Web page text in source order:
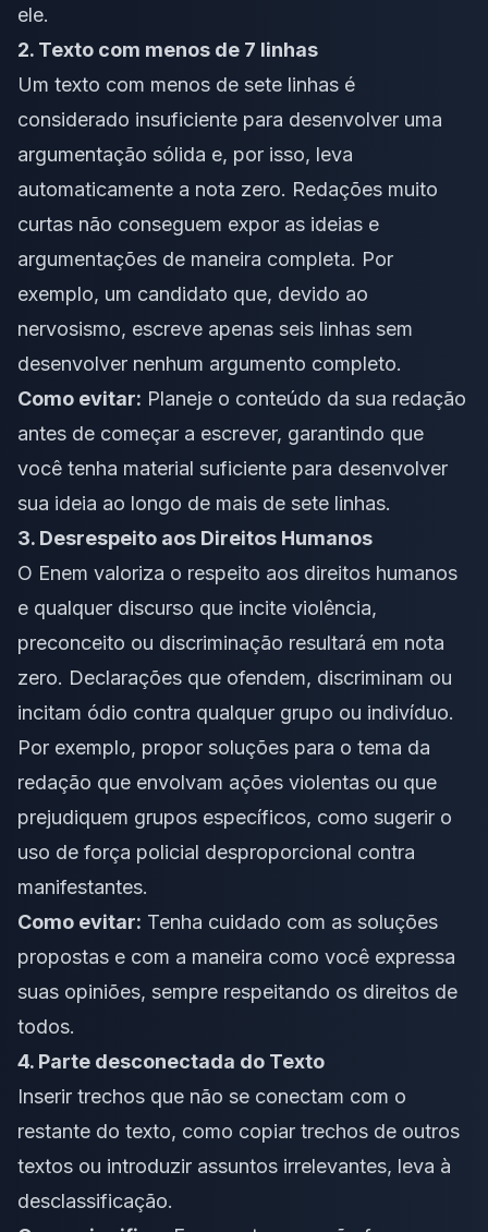
ele.
2. Texto com menos de 7 linhas
Um texto com menos de sete linhas é
considerado insuficiente para desenvolver uma
argumentação sólida e, por isso, leva
automaticamente a nota zero. Redações muito
curtas não conseguem expor as ideias e
argumentações de maneira completa. Por
exemplo, um candidato que, devido ao
nervosismo, escreve apenas seis linhas sem
desenvolver nenhum argumento completo.
Como evitar: Planeje o conteúdo da sua redação
antes de começar a escrever, garantindo que
você tenha material suficiente para desenvolver
sua ideia ao longo de mais de sete linhas.
3. Desrespeito aos Direitos Humanos
O Enem valoriza o respeito aos direitos humanos
e qualquer discurso que incite violência,
preconceito ou discriminação resultará em nota
zero. Declarações que ofendem, discriminam ou
incitam ódio contra qualquer grupo ou indivíduo.
Por exemplo, propor soluções para o tema da
redação que envolvam ações violentas ou que
prejudiquem grupos específicos, como sugerir o
uso de força policial desproporcional contra
manifestantes.
Como evitar: Tenha cuidado com as soluções
propostas e com a maneira como você expressa
suas opiniões, sempre respeitando os direitos de
todos.
4. Parte desconectada do Texto
Inserir trechos que não se conectam com o
restante do texto, como copiar trechos de outros
textos ou introduzir assuntos irrelevantes, leva à
desclassificação.